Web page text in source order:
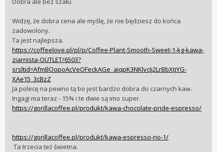
Widzę, że dobra cena ale myślę, że nie będziesz do końca
zadowolony.
Ta jest najlepsza.
https://coffeelove.pl/pl/p/Coffee-Plant-Smooth-Sweet-1-kg-kawa-
ziarnista-OUTLET/6503?
srsltid=AfmBOopoAcVeOFeckAGe_aiqpK3NKlvcIj2LrBbXtjYG-
XAe15_3cBzZ
Ja polecę na pewno tą bo jest bardzo dobra do czarnych kaw.
Ingagi ma teraz - 15% i te dwie są imo super.
https://gorillacoffee.pl/produkt/kawa-chocolate-pride-espresso/
https://gorillacoffee.pl/produkt/kawa-espresso-no-1/
Ta trzecia też świetna.